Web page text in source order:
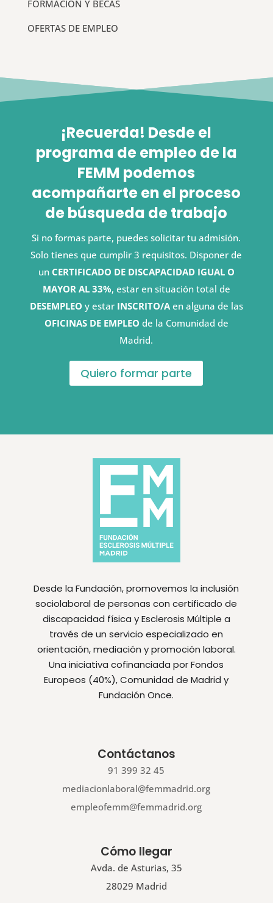
FORMACIÓN Y BECAS
OFERTAS DE EMPLEO
¡Recuerda! Desde el
programa de empleo de la
FEMM podemos
acompañarte en el proceso
de búsqueda de trabajo
Si no formas parte, puedes solicitar tu admisión.
Solo tienes que cumplir 3 requisitos. Disponer de
un CERTIFICADO DE DISCAPACIDAD IGUAL O
MAYOR AL 33%, estar en situación total de
DESEMPLEO y estar INSCRITO/Aen alguna de las
OFICINAS DE EMPLEO de la Comunidad de
Madrid.
Quiero formar parte
Desde la Fundación, promovemos la inclusión
sociolaboral de personas con certificado de
discapacidad física y Esclerosis Múltiple a
través de un servicio especializado en
orientación, mediación y promoción laboral.
Una iniciativa cofinanciada por Fondos
Europeos (40%), Comunidad de Madrid y
Fundación Once.
Contáctanos
91 399 32 45
mediacionlaboral@femmadrid.org
empleofemm@femmadrid.org
Cómo llegar
Avda. de Asturias, 35
28029 Madrid